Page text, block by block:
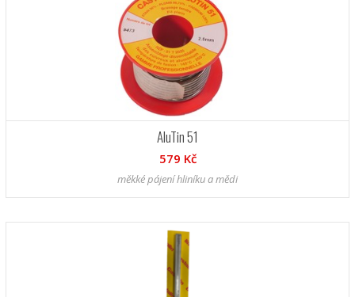
AluTin 51
579 Kč
měkké pájení hliníku a mědi